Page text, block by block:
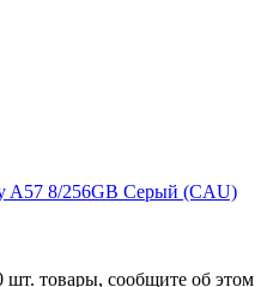
A57 8/256GB Серый (CAU)
шт. товары, сообщите об этом